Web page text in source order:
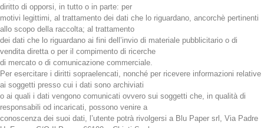
diritto di opporsi, in tutto o in parte: per
motivi legittimi, al trattamento dei dati che lo riguardano, ancorchè pertinenti
allo scopo della raccolta; al trattamento
dei dati che lo riguardano ai fini dell’invio di materiale pubblicitario o di
vendita diretta o per il compimento di ricerche
di mercato o di comunicazione commerciale.
Per esercitare i diritti sopraelencati, nonché per ricevere informazioni relative
ai soggetti presso cui i dati sono archiviati
o ai quali i dati vengono comunicati ovvero sui soggetti che, in qualità di
responsabili od incaricati, possono venire a
conoscenza dei suoi dati, l’utente potrà rivolgersi a Blu Paper srl, Via Padre